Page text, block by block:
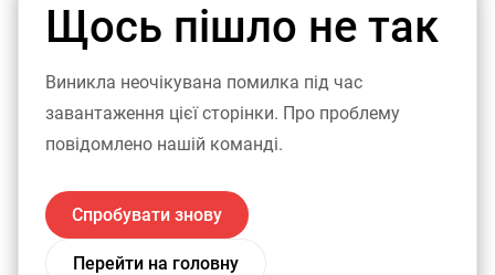
Щось пішло не так
Виникла неочікувана помилка під час
завантаження цієї сторінки. Про проблему
повідомлено нашій команді.
Спробувати знову
Перейти на головну